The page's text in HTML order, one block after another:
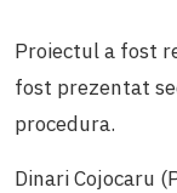
Proiectul a fost
fost prezentat
procedura.
Dinari Cojocaru